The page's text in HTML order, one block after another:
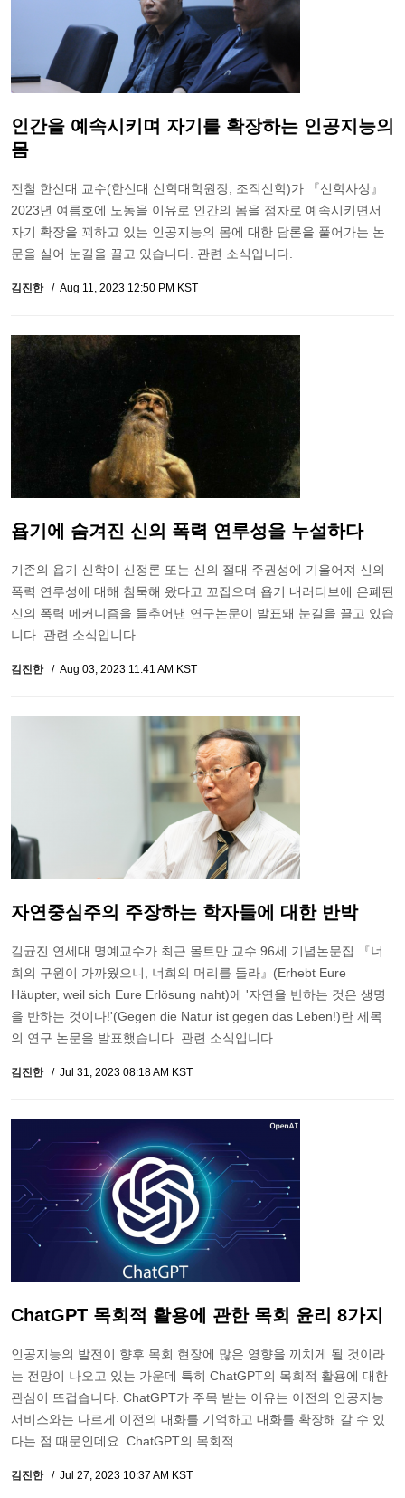
인간을 예속시키며 자기를 확장하는 인공지능의
몸
전철 한신대 교수(한신대 신학대학원장, 조직신학)가 『신학사상』
2023년 여름호에 노동을 이유로 인간의 몸을 점차로 예속시키면서
자기 확장을 꾀하고 있는 인공지능의 몸에 대한 담론을 풀어가는 논
문을 실어 눈길을 끌고 있습니다. 관련 소식입니다.
김진한 Aug 11, 2023 12:50 PM KST
욥기에 숨겨진 신의 폭력 연루성을 누설하다
기존의 욥기 신학이 신정론 또는 신의 절대 주권성에 기울어져 신의
폭력 연루성에 대해 침묵해 왔다고 꼬집으며 욥기 내러티브에 은폐된
신의 폭력 메커니즘을 들추어낸 연구논문이 발표돼 눈길을 끌고 있습
니다. 관련 소식입니다.
김진한 Aug 03, 2023 11:41 AM KST
자연중심주의 주장하는 학자들에 대한 반박
김균진 연세대 명예교수가 최근 몰트만 교수 96세 기념논문집 『너
희의 구원이 가까웠으니, 너희의 머리를 들라』(Erhebt Eure
Häupter, weil sich Eure Erlösung naht)에 '자연을 반하는 것은 생명
을 반하는 것이다!'(Gegen die Natur ist gegen das Leben!)란 제목
의 연구 논문을 발표했습니다. 관련 소식입니다.
김진한 Jul 31, 2023 08:18 AM KST
ChatGPT 목회적 활용에 관한 목회 윤리 8가지
인공지능의 발전이 향후 목회 현장에 많은 영향을 끼치게 될 것이라
는 전망이 나오고 있는 가운데 특히 ChatGPT의 목회적 활용에 대한
관심이 뜨겁습니다. ChatGPT가 주목 받는 이유는 이전의 인공지능
서비스와는 다르게 이전의 대화를 기억하고 대화를 확장해 갈 수 있
다는 점 때문인데요. ChatGPT의 목회적…
김진한 Jul 27, 2023 10:37 AM KST